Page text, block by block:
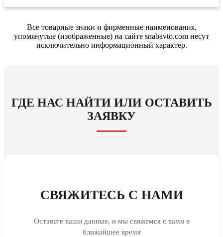
Все товарные знаки и фирменные наименования,
упомянутые (изображенные) на сайте snabavto.com несут
исключительно информационный характер.
ГДЕ НАС НАЙТИ ИЛИ ОСТАВИТЬ
ЗАЯВКУ
СВЯЖИТЕСЬ С НАМИ
Оставьте ваши данные, и мы свяжемся с вами в
ближайшее время